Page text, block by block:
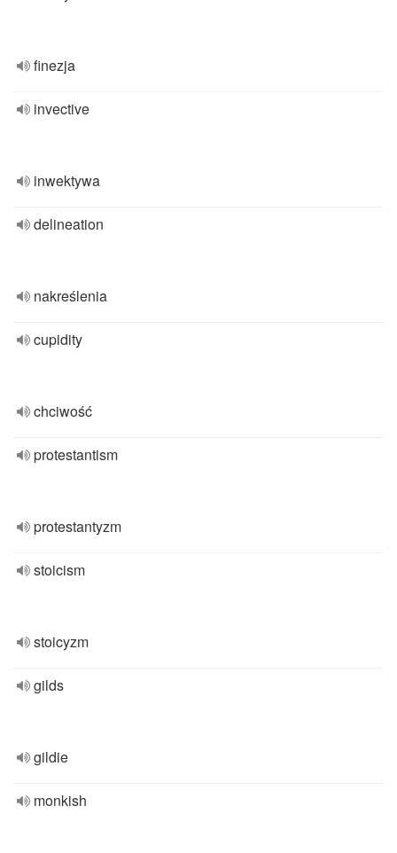
finezja
invective
inwektywa
delineation
nakreślenia
cupidity
chciwość
protestantism
protestantyzm
stoicism
stoicyzm
gilds
gildie
monkish